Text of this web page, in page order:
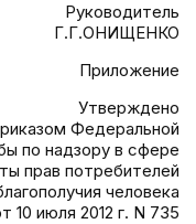
Руководитель
Г.Г.ОНИЩЕНКО
Приложение
Утверждено
Федеральной
по надзору в сфере
прав потребителей
человека
10 июля 2012 г. N 735